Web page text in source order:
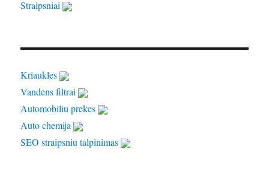
Straipsniai
Kriaukles
Vandens filtrai
Automobiliu prekes
Auto chemija
SEO straipsniu talpinimas